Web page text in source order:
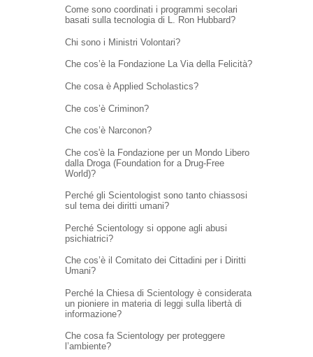
Come sono coordinati i programmi secolari
basati sulla tecnologia di L. Ron Hubbard?
Chi sono i Ministri Volontari?
Che cos’è la Fondazione La Via della Felicità?
Che cosa è Applied Scholastics?
Che cos’è Criminon?
Che cos’è Narconon?
Che cos'è la Fondazione per un Mondo Libero
dalla Droga (Foundation for a Drug-Free
World)?
Perché gli Scientologist sono tanto chiassosi
sul tema dei diritti umani?
Perché Scientology si oppone agli abusi
psichiatrici?
Che cos’è il Comitato dei Cittadini per i Diritti
Umani?
Perché la Chiesa di Scientology è considerata
un pioniere in materia di leggi sulla libertà di
informazione?
Che cosa fa Scientology per proteggere
l’ambiente?